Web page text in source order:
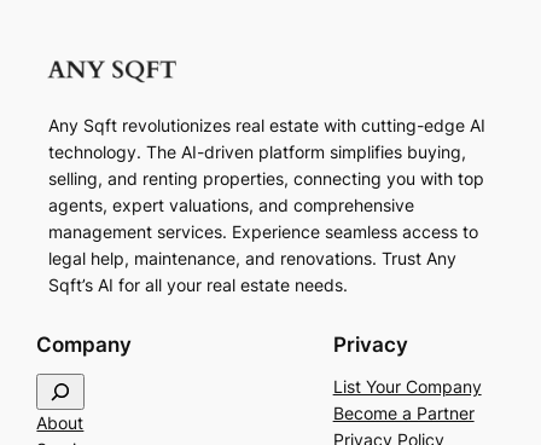
Any Sqft revolutionizes real estate with cutting-edge AI
technology. The AI-driven platform simplifies buying,
selling, and renting properties, connecting you with top
agents, expert valuations, and comprehensive
management services. Experience seamless access to
legal help, maintenance, and renovations. Trust Any
Sqft’s AI for all your real estate needs.
Company
e
a
About
Privacy
List Your Company
Become a Partner
Privacy Policy